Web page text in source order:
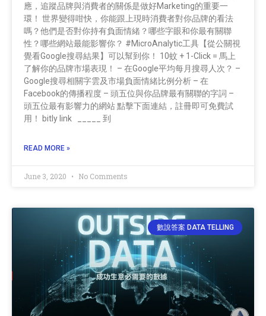
應，追蹤品牌與消費者的關係是做好Marketing的重要一
環！ 世界變得咁快，你能跟上現時消費者對你品牌的看法
嗎？他們是否對你持有負面情緒？哪些字眼和你最有關聯
性？哪些網站最能影響你？ #MicroAnalytic工具【從公關視
覺看Google搜尋結果】可以幫到你！ 10蚊 + 1-Click = 馬上
了解你的品牌市場表現！ – 在Google平均每月搜尋人次？ –
Google搜尋相關字雲及市場負面情緒比例分析 – 在
Facebook的傳播程度 – 頭五位與你品牌最有關聯的字詞 –
頭五位最有影響力的網站 點擊下面連結，註冊即可免費試
用！ bitly link _____ 到
READ MORE »
June 3, 2020 No Comments
數說答案 DATA TELLING